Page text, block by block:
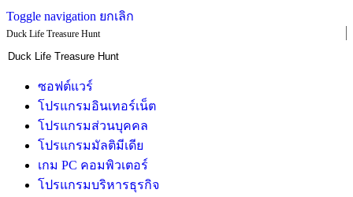
Toggle navigation ยกเลิก
Duck Life Treasure Hunt
ซอฟต์แวร์
โปรแกรมอินเทอร์เน็ต
โปรแกรมส่วนบุคคล
โปรแกรมมัลติมีเดีย
เกม PC คอมพิวเตอร์
โปรแกรมบริหารธุรกิจ